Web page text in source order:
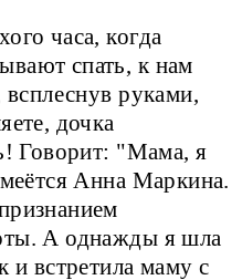
часа, когда
спать, к нам
всплеснув руками,
дочка
Говорит: "Мама, я
Анна Маркина.
А однажды я шла
и встретила маму с